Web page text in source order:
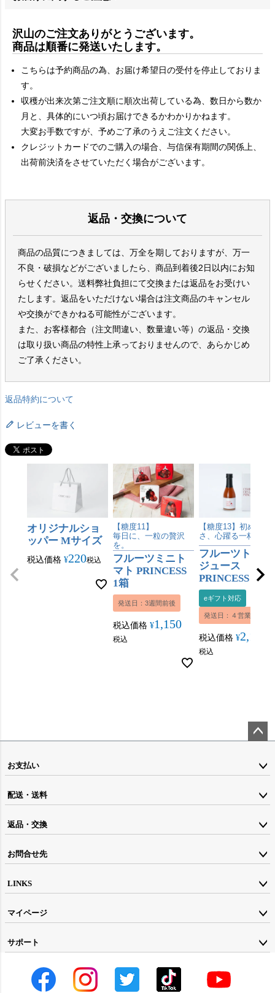
沢山のご注文ありがとうございます。
商品は順番に発送いたします。
こちらは予約商品の為、お届け希望日の受付を停止しておりま
す。
収穫が出来次第ご注文順に順次出荷している為、数日から数か
月と、具体的にいつ頃お届けできるかわかりかねます。
大変お手数ですが、予めご了承のうえご注文ください。
クレジットカードでのご購入の場合、与信保有期間の関係上、
出荷前決済をさせていただく場合がございます。
返品・交換について
商品の品質につきましては、万全を期しておりますが、万一
不良・破損などがございましたら、商品到着後2日以内にお知
らせください。送料弊社負担にて交換または返品をお受けい
たします。返品をいただけない場合は注文商品のキャンセル
や交換ができかねる可能性がございます。
また、お客様都合（注文間違い、数量違い等）の返品・交換
は取り扱い商品の特性上承っておりませんので、あらかじめ
ご了承ください。
返品特約について
レビューを書く
オリジナルショ
ッパー Mサイズ
税込価格 ¥220税込
【糖度11】
毎日に、一粒の贅沢
を。
フルーツミニト
マト PRINCESS
1箱
発送日：3週間前後
税込価格 ¥1,150
税込
【糖度13】初めての
さ、心躍る一杯。
フルーツトマト
ジュース
PRINCESS
eギフト対応
発送日：４営業日内
税込価格 ¥2,160
税込
ジト
お支払い
配送・送料
返品・交換
お問合せ先
LINKS
マイページ
サポート